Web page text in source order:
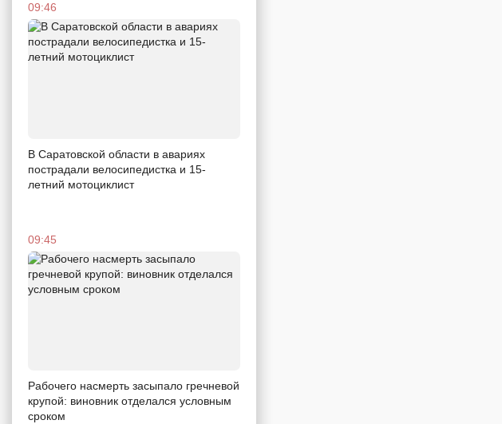
09:46
В Саратовской области в авариях
пострадали велосипедистка и 15-
летний мотоциклист
09:45
Рабочего насмерть засыпало гречневой
крупой: виновник отделался условным
сроком